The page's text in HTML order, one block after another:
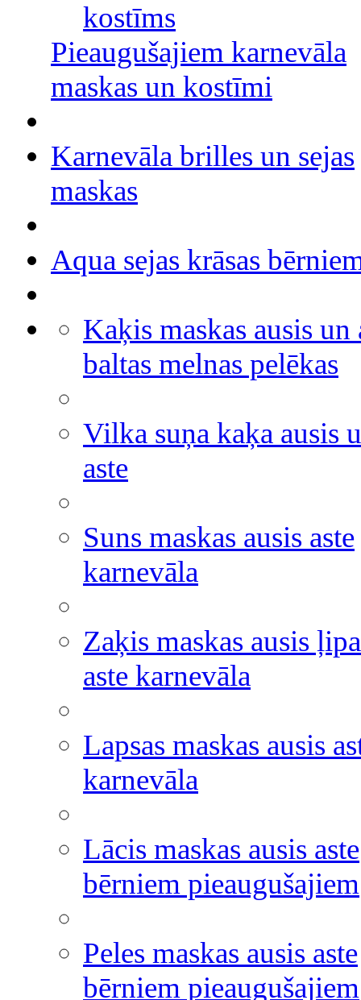
kostīms
Pieaugušajiem karnevāla
maskas un kostīmi
Karnevāla brilles un sejas
maskas
Aqua sejas krāsas
Kaķis maskas ausis un
baltas melnas pelēkas
Vilka suņa kaķa ausis
aste
Suns maskas ausis aste
karnevāla
Zaķis maskas ausis ļipa
aste karnevāla
Lapsas maskas ausis
karnevāla
Lācis maskas ausis aste
bērniem pieaugušajiem
Peles maskas ausis aste
bērniem pieaugušajiem